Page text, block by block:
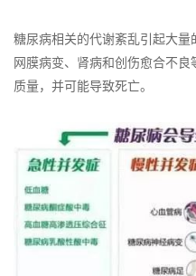
糖尿病相关的代谢紊乱引起大
网膜病变、肾病和创伤愈合不
质量，并可能导致死亡。